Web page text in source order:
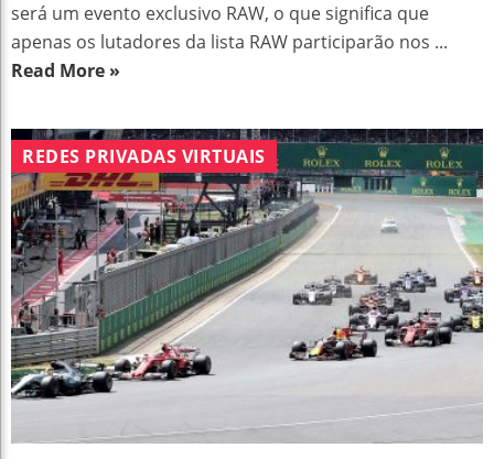
será um evento exclusivo RAW, o que significa que
apenas os lutadores da lista RAW participarão nos ...
Read More »
REDES PRIVADAS VIRTUAIS